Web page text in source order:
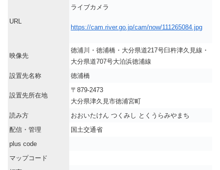
URL
ライブカメラ
https://cam.river.go.jp/cam/now/111265084.jpg
映像先
徳浦川・徳浦橋・大分県道217号臼杵津久見線・
大分県道707号大泊浜徳浦線
設置先名称
徳浦橋
設置先所在地
〒879-2473
大分県津久見市徳浦宮町
読み方
おおいたけん つくみし とくうらみやまち
配信・管理
国土交通省
plus code
マップコード